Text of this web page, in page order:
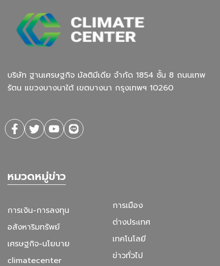
บริษัท ฐานเศรษฐกิจ มัลติมีเดีย จํากัด 1854 ชั้น 8 ถนนเทพ
รัตน แขวงบางนาใต้ เขตบางนา กรุงเทพฯ 10260
หมวดหมู่ข่าว
การเงิน-การลงทุน
อสังหาริมทรัพย์
เศรษฐกิจ-นโยบาย
climatecenter
การเมือง
ต่างประเทศ
เทคโนโลยี
ข่าวทั่วไป